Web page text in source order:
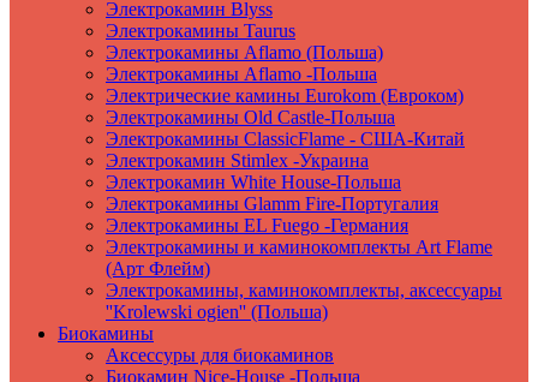
Электрокамин Blyss
Электрокамины Taurus
Электрокамины Aflamo (Польша)
Электрокамины Aflamo -Польша
Электрические камины Eurokom (Евроком)
Электрокамины Old Castle-Польша
Электрокамины ClassicFlame - США-Китай
Электрокамин Stimlex -Украина
Электрокамин White House-Польша
Электрокамины Glamm Fire-Португалия
Электрокамины EL Fuego -Германия
Электрокамины и каминокомплекты Art Flame
(Арт Флейм)
Электрокамины, каминокомплекты, аксессуары
''Krolewski ogien'' (Польша)
Биокамины
Аксессуры для биокаминов
Биокамин Nice-House -Польша